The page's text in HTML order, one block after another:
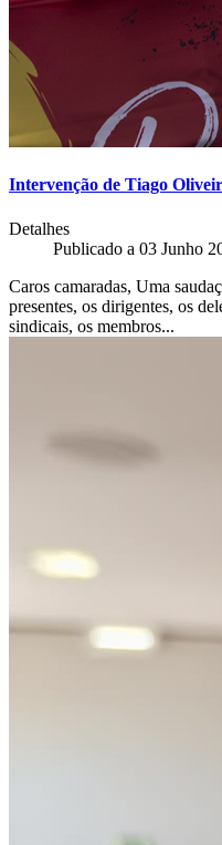
Intervenção de Tiago
Detalhes
Publicado a 03 Junho
Caros camaradas, Uma
presentes, os dirigentes, os
sindicais, os membros...